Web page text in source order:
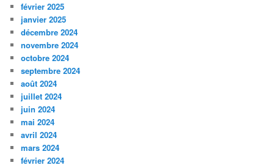
février 2025
janvier 2025
décembre 2024
novembre 2024
octobre 2024
septembre 2024
août 2024
juillet 2024
juin 2024
mai 2024
avril 2024
mars 2024
février 2024